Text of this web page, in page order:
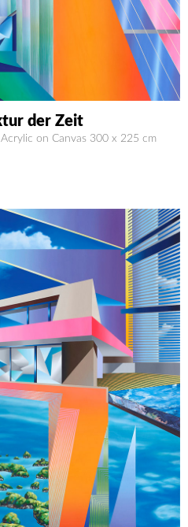
der Zeit
on Canvas 300 x 225 cm